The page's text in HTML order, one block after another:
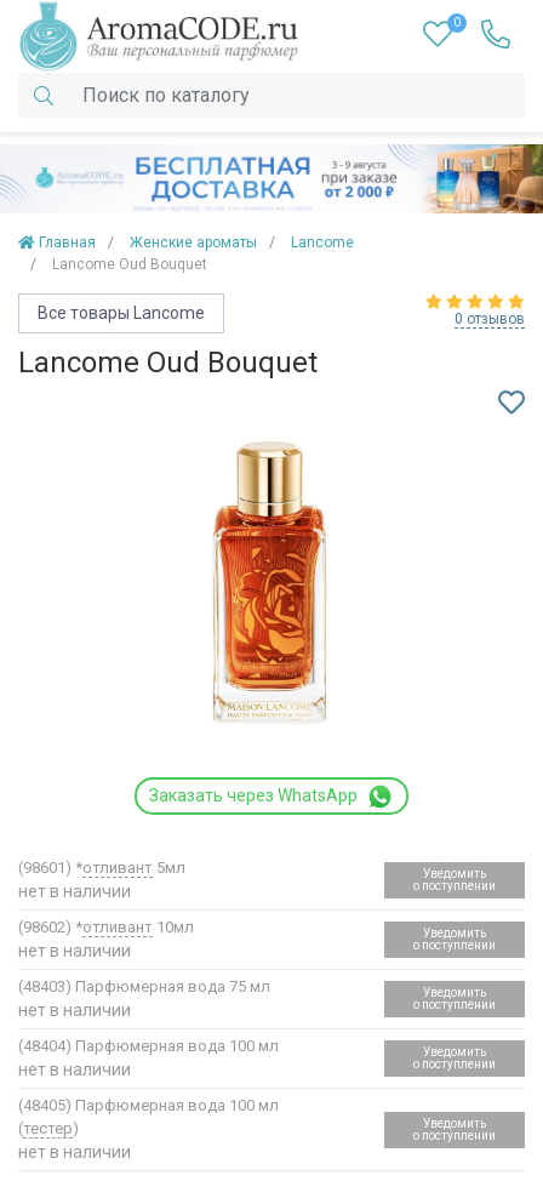
0
Главная Женские ароматы
Lancome
Lancome Oud Bouquet
Все товары Lancome 0 отзывов
Lancome Oud Bouquet
Заказать через WhatsApp
(98601) *отливант 5мл
нет в наличии
Уведомить
о поступлении
(98602) *отливант 10мл
нет в наличии
Уведомить
о поступлении
(48403) Парфюмерная вода 75 мл
нет в наличии
Уведомить
о поступлении
(48404) Парфюмерная вода 100 мл
нет в наличии
Уведомить
о поступлении
(48405) Парфюмерная вода 100 мл
(тестер)
нет в наличии
Уведомить
о поступлении